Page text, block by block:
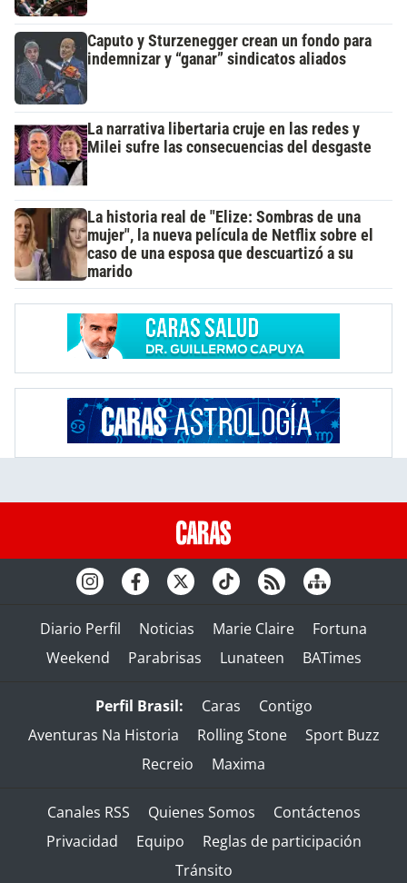
Caputo y Sturzenegger crean un fondo para
indemnizar y “ganar” sindicatos aliados
La narrativa libertaria cruje en las redes y
Milei sufre las consecuencias del desgaste
La historia real de "Elize: Sombras de una
mujer", la nueva película de Netflix sobre el
caso de una esposa que descuartizó a su
marido
Diario Perfil Noticias Marie Claire
Fortuna
Weekend
Parabrisas Lunateen BATimes
Perfil Brasil: Caras
Contigo
Aventuras Na Historia
Rolling Stone
Sport Buzz
Recreio
Maxima
Canales RSS Quienes Somos
Contáctenos
Privacidad
Equipo
Reglas de participación
Tránsito